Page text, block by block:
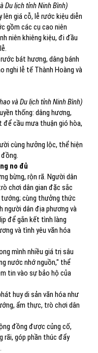
Du lịch tỉnh Ninh Bình)
lên giá cỗ, lễ rước kiệu diễn
gồm các cụ cao niên
niên khiêng kiệu, đi đầu
bát hương, dâng bánh
nghi lễ tế Thành Hoàng và
và Du lịch tỉnh Ninh Bình)
thống: dâng hương,
để cầu mưa thuận gió hòa,
cùng hưởng lộc, thể hiện
no đủ
bừng, rộn rã. Người dân
chơi dân gian đặc sắc
cùng thưởng thức
người dân địa phương và
để gắn kết tình làng
và tình yêu văn hóa
mình nhiều giá trị sâu
nước nhớ nguồn," thể
tin vào sự bảo hộ của
huy di sản văn hóa như
ẩm thực, trò chơi dân
đồng được củng cố,
rãi, góp phần thúc đẩy